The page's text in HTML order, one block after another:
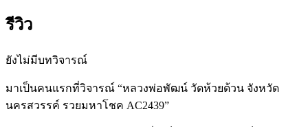
รีวิว
ยังไม่มีบทวิจารณ์
มาเป็นคนแรกที่วิจารณ์ “หลวงพ่อพัฒน์ วัดห้วยด้วน จังหวัด
นครสวรรค์ รวยมหาโชค AC2439”